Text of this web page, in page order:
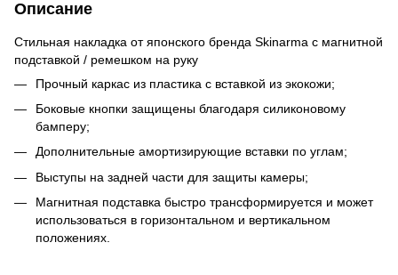
Описание
Стильная накладка от японского бренда Skinarma с магнитной
подставкой / ремешком на руку
Прочный каркас из пластика с вставкой из экокожи;
Боковые кнопки защищены благодаря силиконовому
бамперу;
Дополнительные амортизирующие вставки по углам;
Выступы на задней части для защиты камеры;
Магнитная подставка быстро трансформируется и может
использоваться в горизонтальном и вертикальном
положениях.